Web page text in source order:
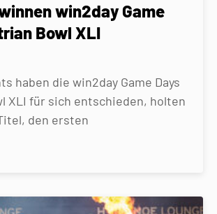
win2day Game
Bowl XLI
haben die win2day Game Days
XLI für sich entschieden, holten
den ersten